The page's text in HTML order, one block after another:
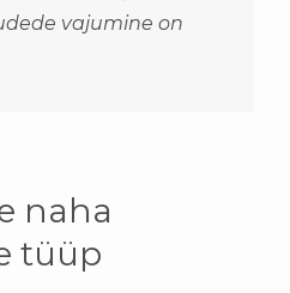
vajumine on
naha
tüüp